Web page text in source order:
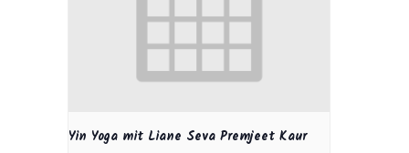
Yin Yoga mit Liane Seva Premjeet Kaur